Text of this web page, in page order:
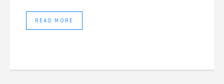
READ MORE